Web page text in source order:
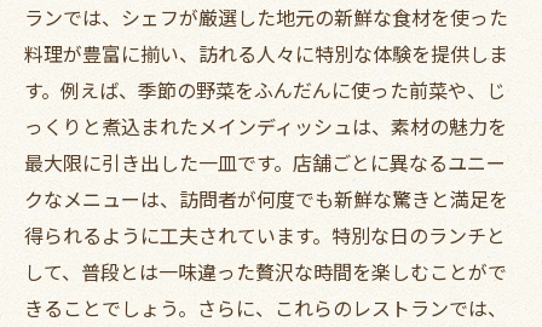
ランでは、シェフが厳選した地元の新鮮な食材を使った
料理が豊富に揃い、訪れる人々に特別な体験を提供しま
す。例えば、季節の野菜をふんだんに使った前菜や、じ
っくりと煮込まれたメインディッシュは、素材の魅力を
最大限に引き出した一皿です。店舗ごとに異なるユニー
クなメニューは、訪問者が何度でも新鮮な驚きと満足を
得られるように工夫されています。特別な日のランチと
して、普段とは一味違った贅沢な時間を楽しむことがで
きることでしょう。さらに、これらのレストランでは、